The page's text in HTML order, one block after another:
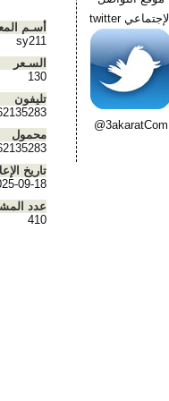
أسـم
sy211
السـعر
130
تليفون
محمول
تاريخ
09-18
عدد
410
الإجتماعي twitter
@3akaratCom